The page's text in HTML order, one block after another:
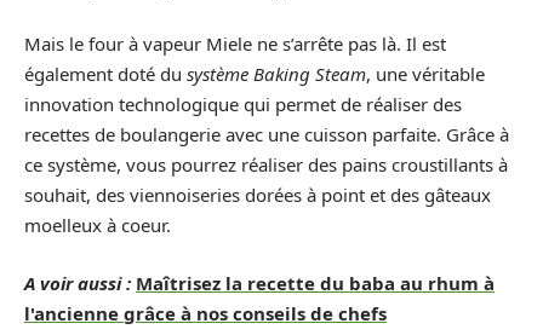
Mais le four à vapeur Miele ne s’arrête pas là. Il est
également doté du système Baking Steam, une véritable
innovation technologique qui permet de réaliser des
recettes de boulangerie avec une cuisson parfaite. Grâce à
ce système, vous pourrez réaliser des pains croustillants à
souhait, des viennoiseries dorées à point et des gâteaux
moelleux à coeur.
A voir aussi : Maîtrisez la recette du baba au rhum à
l'ancienne grâce à nos conseils de chefs